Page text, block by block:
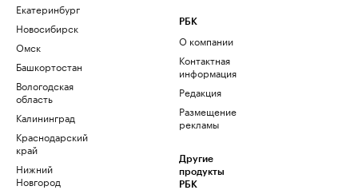
Екатеринбург
Новосибирск
Омск
Башкортостан
Вологодская
область
Калининград
Краснодарский
край
Нижний
Новгород
РБК
О компании
Контактная
информация
Редакция
Размещение
рекламы
Другие
продукты
РБК